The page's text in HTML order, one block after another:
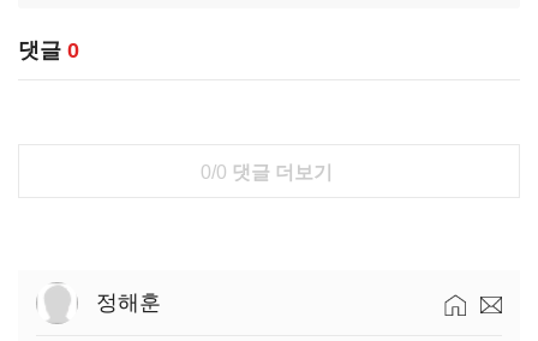
댓글 0
0/0 댓글 더보기
정해훈